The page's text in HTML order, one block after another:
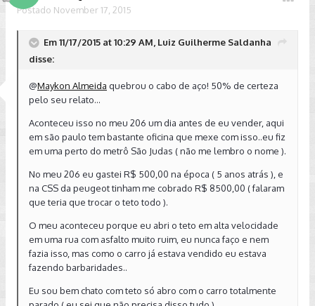
Postado November 17, 2015
Em 11/17/2015 at 10:29 AM, Luiz Guilherme Saldanha
disse:
@Maykon Almeida quebrou o cabo de aço! 50% de certeza
pelo seu relato...
Aconteceu isso no meu 206 um dia antes de eu vender, aqui
em são paulo tem bastante oficina que mexe com isso..eu fiz
em uma perto do metrô São Judas ( não me lembro o nome ).
No meu 206 eu gastei R$ 500,00 na época ( 5 anos atrás ), e
na CSS da peugeot tinham me cobrado R$ 8500,00 ( falaram
que teria que trocar o teto todo ).
O meu aconteceu porque eu abri o teto em alta velocidade
em uma rua com asfalto muito ruim, eu nunca faço e nem
fazia isso, mas como o carro já estava vendido eu estava
fazendo barbaridades..
Eu sou bem chato com teto só abro com o carro totalmente